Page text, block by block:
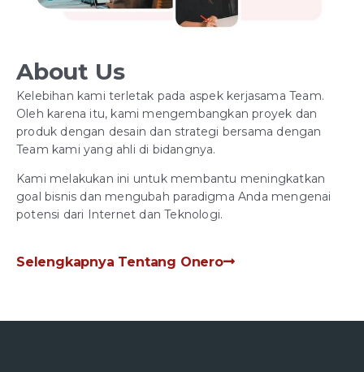
About Us
Kelebihan kami terletak pada aspek kerjasama Team.
Oleh karena itu, kami mengembangkan proyek dan
produk dengan desain dan strategi bersama dengan
Team kami yang ahli di bidangnya.
Kami melakukan ini untuk membantu meningkatkan
goal bisnis dan mengubah paradigma Anda mengenai
potensi dari Internet dan Teknologi.
Selengkapnya Tentang Onero